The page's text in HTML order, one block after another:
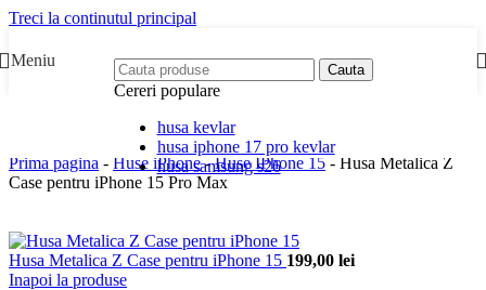
Treci la continutul principal
Meniu Cauta
Cereri populare
husa kevlar
husa iphone 17 pro kevlar
husa samsung s26
Prima pagina - Huse iPhone-Huse IPhone 15 - Husa Metalica Z
Case pentru iPhone 15 Pro Max
Husa Metalica Z Case pentru iPhone 15 199,00 lei
Inapoi la produse